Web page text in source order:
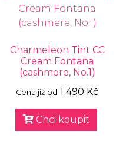
Charmeleon Tint CC
Cream Fontana
(cashmere, No.1)
Cena již od 1 490 Kč
Chci koupit